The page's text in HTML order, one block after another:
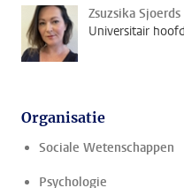
Zsuzsika Sjoerds
Universitair
Organisatie
Sociale Wetenschappen
Psychologie